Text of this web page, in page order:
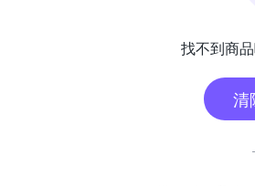
找不到商
清